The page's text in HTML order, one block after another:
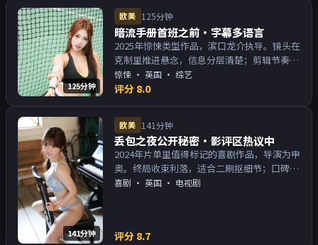
125分钟
欧美 125分钟
暗流手册首班之前·字幕多语言
2025年惊悚类型作品，滨口龙介执导。镜头在
克制里推进悬念，信息分层清楚；剪辑节奏利
落，观感顺滑。主演以演技派为主，适合喜欢
强叙事与人物关系的观众加入片单。
惊悚 · 英国 · 综艺
评分 8.0
141分钟
欧美 141分钟
丢包之夜公开秘密·影评区热议中
2024年片单里值得标记的喜剧作品，导演为申
奥。终局收束利落，适合二刷抠细节；口碑向
与娱乐性兼顾。主演以演技派为主，适合喜欢
喜剧 · 英国 · 电视剧
评分 8.7